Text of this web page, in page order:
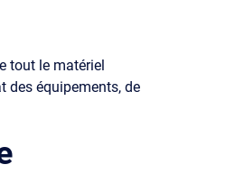
tout le matériel
des équipements, de